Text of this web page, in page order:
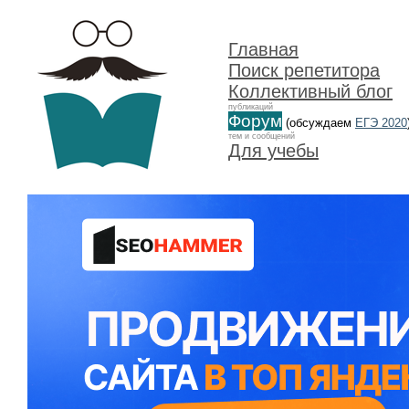
Главная
Поиск репетитора
Коллективный блог
публикаций
Форум (обсуждаем ЕГЭ 2020
тем и сообщений
Для учебы